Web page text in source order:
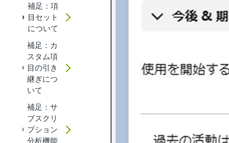
補足：項
目セット
について
補足：カ
スタム項
目の引き
継ぎにつ
いて
補足：サ
ブスクリ
プション
分析機能